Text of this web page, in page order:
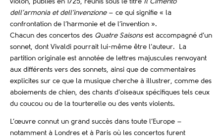
violon, publiés en 1725, réunis sous le titre Il Cimento
dell’armonia et dell’invenzione– ce qui signifie « la
confrontation de l’harmonie et de l’invention ».
Chacun des concertos des Quatre Saisonsest accompagné d’un
sonnet, dont Vivaldi pourrait lui-même être l’auteur. La
partition originale est annotée de lettres majuscules renvoyant
aux différents vers des sonnets, ainsi que de commentaires
explicites sur ce que la musique cherche à illustrer, comme des
aboiements de chien, des chants d’oiseaux spécifiques tels ceux
du coucou ou de la tourterelle ou des vents violents.
L’œuvre connut un grand succès dans toute l’Europe –
notamment à Londres et à Paris où les concertos furent